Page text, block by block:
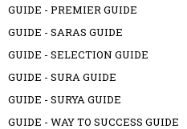
GUIDE - PREMIER GUIDE
GUIDE - SARAS GUIDE
GUIDE - SELECTION GUIDE
GUIDE - SURA GUIDE
GUIDE - SURYA GUIDE
GUIDE - WAY TO SUCCESS GUIDE